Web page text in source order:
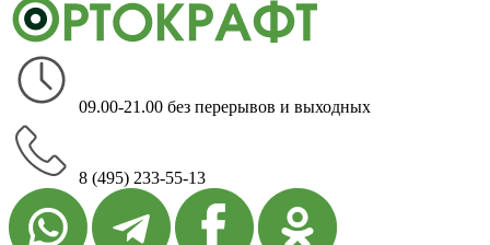
09.00-21.00 без перерывов и выходных
8 (495) 233-55-13